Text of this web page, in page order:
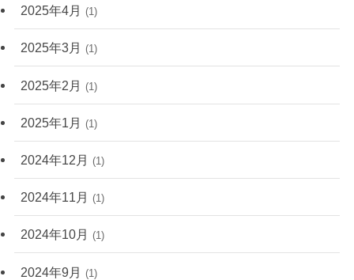
2025年4月 (1)
2025年3月 (1)
2025年2月 (1)
2025年1月 (1)
2024年12月 (1)
2024年11月 (1)
2024年10月 (1)
2024年9月 (1)